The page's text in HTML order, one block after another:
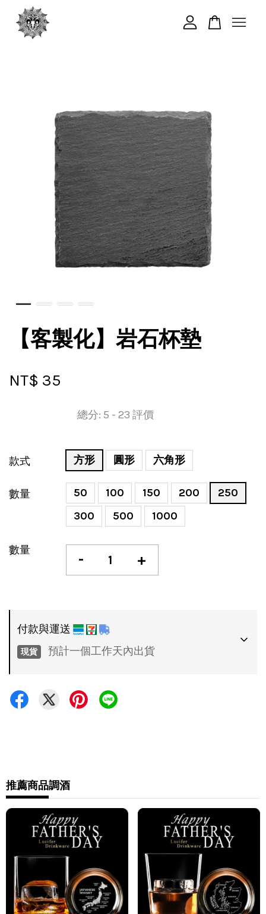
【客製化】岩石杯墊
NT$ 35
總分: 5 - 23 評價
款式 方形 圓形 六角形
數量 50 100 150 200
250
300
500 1000
數量
- +
付款與運送
現貨 預計一個工作天內出貨
•超商 / 宅配貨到付款
•7-11 - 運費 60 元，NT 600 享免運
•全家 - 運費 60 元，NT 600 享免運
新竹物流 - 運費 80 元
黑貓(包裹90cm以下) - 運費 170 元
• 黑貓(包裹91~120cm) - 運費 210 元
•黑貓(包裹121~150cm以下) - 運費 250 元
推薦商品調酒